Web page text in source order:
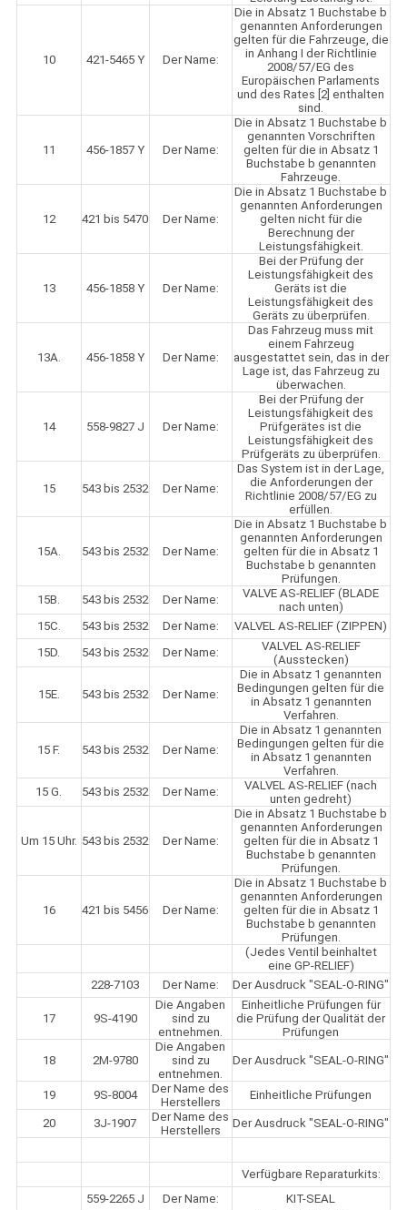
10 421-5465 Y Der Name:
Die in Absatz 1 Buchstabe b
genannten Anforderungen
gelten für die Fahrzeuge, die
in Anhang I der Richtlinie
2008/57/EG des
Europäischen Parlaments
und des Rates [2] enthalten
sind.
11 456-1857 Y Der Name:
Die in Absatz 1 Buchstabe b
genannten Vorschriften
gelten für die in Absatz 1
Buchstabe b genannten
Fahrzeuge.
12 421 bis 5470 Der Name:
Die in Absatz 1 Buchstabe b
genannten Anforderungen
gelten nicht für die
Berechnung der
Leistungsfähigkeit.
13 456-1858 Y Der Name:
Bei der Prüfung der
Leistungsfähigkeit des
Geräts ist die
Leistungsfähigkeit des
Geräts zu überprüfen.
13A. 456-1858 Y Der Name:
Das Fahrzeug muss mit
einem Fahrzeug
ausgestattet sein, das in der
Lage ist, das Fahrzeug zu
überwachen.
14 558-9827 J Der Name:
Bei der Prüfung der
Leistungsfähigkeit des
Prüfgerätes ist die
Leistungsfähigkeit des
Prüfgeräts zu überprüfen.
15 543 bis 2532 Der Name:
Das System ist in der Lage,
die Anforderungen der
Richtlinie 2008/57/EG zu
erfüllen.
15A. 543 bis 2532 Der Name:
Die in Absatz 1 Buchstabe b
genannten Anforderungen
gelten für die in Absatz 1
Buchstabe b genannten
Prüfungen.
15B.
543 bis 2532 Der Name:
VALVE AS-RELIEF (BLADE
nach unten)
15C.
543 bis 2532 Der Name:
VALVEL AS-RELIEF (ZIPPEN)
15D.
543 bis 2532 Der Name:
VALVEL AS-RELIEF
(Ausstecken)
15E. 543 bis 2532 Der Name:
Die in Absatz 1 genannten
Bedingungen gelten für die
in Absatz 1 genannten
Verfahren.
15 F. 543 bis 2532 Der Name:
Die in Absatz 1 genannten
Bedingungen gelten für die
in Absatz 1 genannten
Verfahren.
15 G.
543 bis 2532 Der Name:
VALVEL AS-RELIEF (nach
unten gedreht)
Um 15 Uhr. 543 bis 2532 Der Name:
Die in Absatz 1 Buchstabe b
genannten Anforderungen
gelten für die in Absatz 1
Buchstabe b genannten
Prüfungen.
16 421 bis 5456 Der Name:
Die in Absatz 1 Buchstabe b
genannten Anforderungen
gelten für die in Absatz 1
Buchstabe b genannten
Prüfungen.
(Jedes Ventil beinhaltet
eine GP-RELIEF)
228-7103
Der Name: Der Ausdruck "SEAL-O-RING"
17 9S-4190
Die Angaben
sind zu
entnehmen.
Einheitliche Prüfungen für
die Prüfung der Qualität der
Prüfungen
18 2M-9780
Die Angaben
sind zu
entnehmen.
Der Ausdruck "SEAL-O-RING"
19 9S-8004
Der Name des
Herstellers
Einheitliche Prüfungen
20 3J-1907
Der Name des
Herstellers
Der Ausdruck "SEAL-O-RING"
Verfügbare Reparaturkits:
559-2265 J
Der Name:
KIT-SEAL